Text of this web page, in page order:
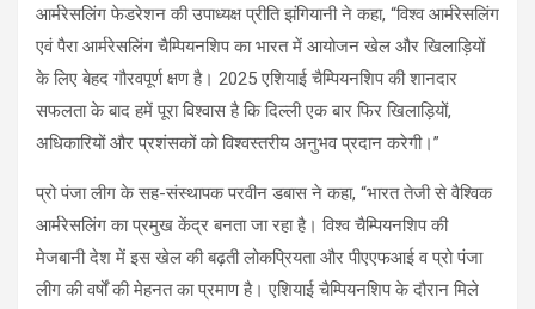
आर्मरेसलिंग फेडरेशन की उपाध्यक्ष प्रीति झंगियानी ने कहा, “विश्व आर्मरेसलिंग
एवं पैरा आर्मरेसलिंग चैम्पियनशिप का भारत में आयोजन खेल और खिलाड़ियों
के लिए बेहद गौरवपूर्ण क्षण है। 2025 एशियाई चैम्पियनशिप की शानदार
सफलता के बाद हमें पूरा विश्वास है कि दिल्ली एक बार फिर खिलाड़ियों,
अधिकारियों और प्रशंसकों को विश्वस्तरीय अनुभव प्रदान करेगी।”
प्रो पंजा लीग के सह-संस्थापक परवीन डबास ने कहा, “भारत तेजी से वैश्विक
आर्मरेसलिंग का प्रमुख केंद्र बनता जा रहा है। विश्व चैम्पियनशिप की
मेजबानी देश में इस खेल की बढ़ती लोकप्रियता और पीएएफआई व प्रो पंजा
लीग की वर्षों की मेहनत का प्रमाण है। एशियाई चैम्पियनशिप के दौरान मिले